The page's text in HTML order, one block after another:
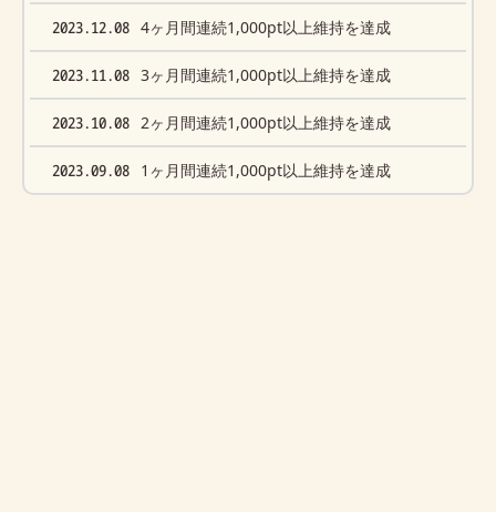
2023.12.08 4ヶ月間連続1,000pt以上維持を達成
2023.11.08 3ヶ月間連続1,000pt以上維持を達成
2023.10.08 2ヶ月間連続1,000pt以上維持を達成
2023.09.08 1ヶ月間連続1,000pt以上維持を達成